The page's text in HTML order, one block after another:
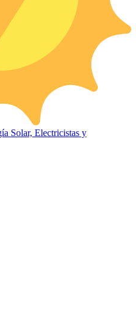
Solar, Electricistas y